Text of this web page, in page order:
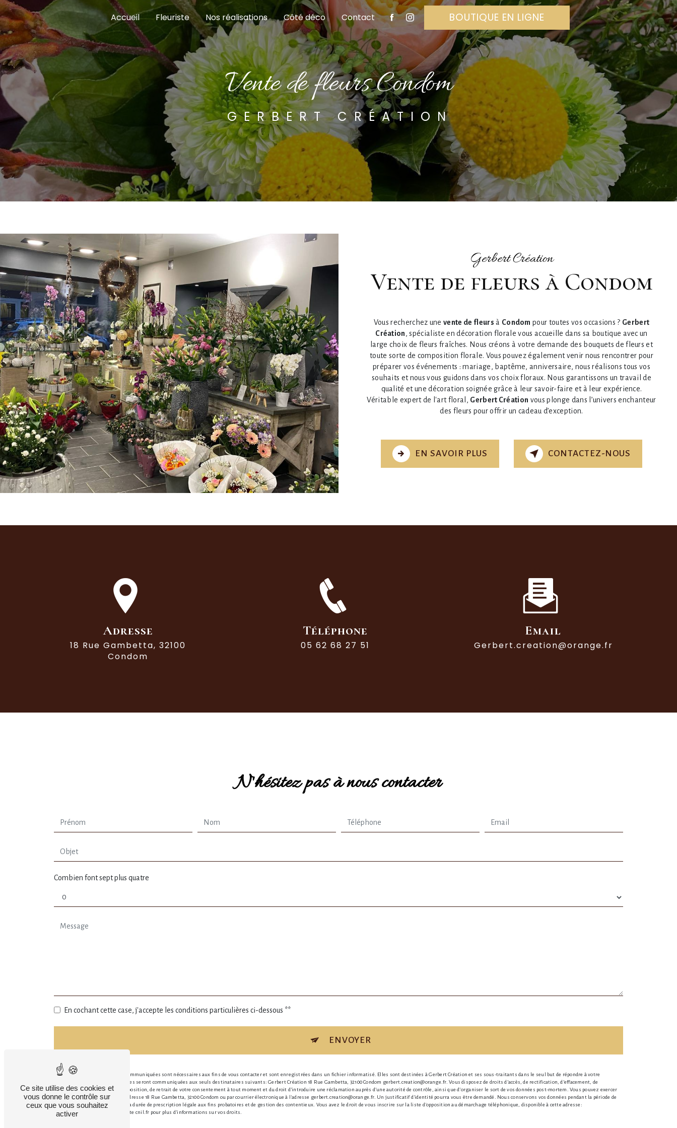
Accueil Fleuriste Nos réalisations Côté déco Contact BOUTIQUE EN LIGNE
vente de fleurs Condom
GERBERT CRÉATION
Gerbert Création
vente de fleurs à Condom
Vous recherchez unevente de fleurs à Condom pour toutes vos occasions ? Gerbert
Création, spécialiste en décoration florale vous accueille dans sa boutique avec un
large choix de fleurs fraîches. Nous créons à votre demande des bouquets de fleurs et
toute sorte de composition florale. Vous pouvez également venir nous rencontrer pour
préparer vos événements : mariage, baptême, anniversaire, nous réalisons tous vos
souhaits et nous vous guidons dans vos choix floraux. Nous garantissons un travail de
qualité et une décoration soignée grâce à leur savoir-faire et à leur expérience.
Véritable expert de l'art floral, Gerbert Création vous plonge dans l’univers enchanteur
des fleurs pour offrir un cadeau d’exception.
EN SAVOIR PLUS CONTACTEZ-NOUS
Adresse
18 Rue Gambetta, 32100
Condom
Téléphone
05 62 68 27 51
Email
gerbert.creation@orange.fr
N'hésitez pas à nous contacter
Combien font sept plus quatre
En cochant cette case, j'accepte les conditions particulières ci-dessous **
ENVOYER
** Les données personnelles communiquées sont nécessaires aux fins de vous contacter et sont enregistrées dans un fichier informatisé. Elles sont destinées à Gerbert Création et ses sous-traitants dans le seul but de répondre à votre
message. Les données collectées seront communiquées aux seuls destinataires suivants: Gerbert Création 18 Rue Gambetta, 32100 Condom gerbert.creation@orange.fr. Vous disposez de droits d’accès, de rectification, d’effacement, de
portabilité, de limitation, d’opposition, de retrait de votre consentement à tout moment et du droit d’introduire une réclamation auprès d’une autorité de contrôle, ainsi que d’organiser le sort de vos données post-mortem. Vous pouvez exercer
ces droits par voie postale à l'adresse 18 Rue Gambetta, 32100 Condom ou par courrier électronique à l'adresse gerbert.creation@orange.fr. Un justificatif d'identité pourra vous être demandé. Nous conservons vos données pendant la période de
prise de contact puis pendant la durée de prescription légale aux fins probatoires et de gestion des contentieux. Vous avez le droit de vous inscrire sur la liste d'opposition au démarchage téléphonique, disponible à cette adresse:
Bloctel.gouv.fr
. Consultez le site cnil.fr pour plus d’informations sur vos droits.
Panneau de gestion des cookies
Ce site utilise des cookies et
vous donne le contrôle sur
ceux que vous souhaitez
activer